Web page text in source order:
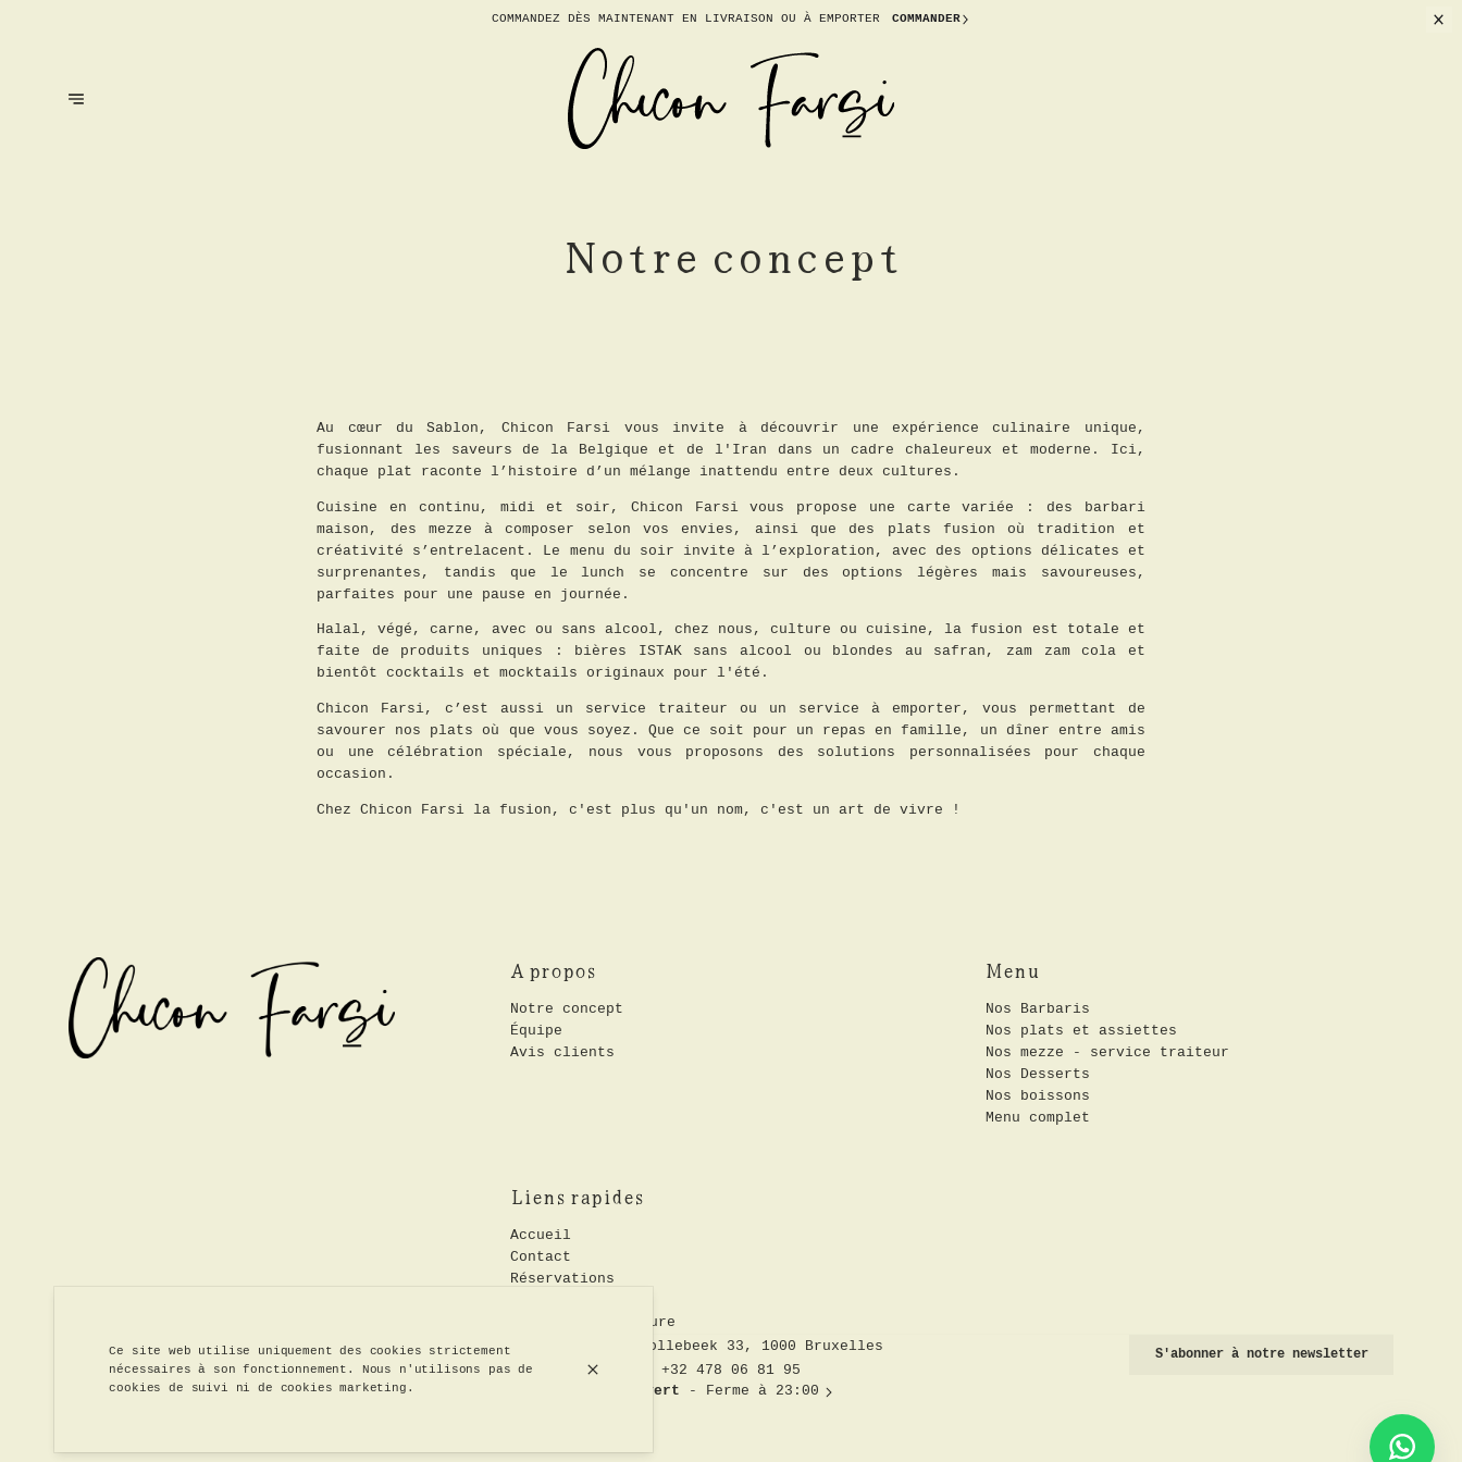
COMMANDEZ DÈS MAINTENANT EN LIVRAISON OU À EMPORTER COMMANDER
Notre concept
Au cœur du Sablon, Chicon Farsi vous invite à découvrir une expérience culinaire unique,
fusionnant les saveurs de la Belgique et de l'Iran dans un cadre chaleureux et moderne. Ici,
chaque plat raconte l’histoire d’un mélange inattendu entre deux cultures.
Cuisine en continu, midi et soir, Chicon Farsi vous propose une carte variée : des barbari
maison, des mezze à composer selon vos envies, ainsi que des plats fusion où tradition et
créativité s’entrelacent. Le menu du soir invite à l’exploration, avec des options délicates et
surprenantes, tandis que le lunch se concentre sur des options légères mais savoureuses,
parfaites pour une pause en journée.
Halal, végé, carne, avec ou sans alcool, chez nous, culture ou cuisine, la fusion est totale et
faite de produits uniques : bières ISTAK sans alcool ou blondes au safran, zam zam cola et
bientôt cocktails et mocktails originaux pour l'été.
Chicon Farsi, c’est aussi un service traiteur ou un service à emporter, vous permettant de
savourer nos plats où que vous soyez. Que ce soit pour un repas en famille, un dîner entre amis
ou une célébration spéciale, nous vous proposons des solutions personnalisées pour chaque
occasion.
Chez Chicon Farsi la fusion, c'est plus qu'un nom, c'est un art de vivre !
A propos
Notre concept
Équipe
Avis clients
Menu
Nos Barbaris
Nos plats et assiettes
Nos mezze - service traiteur
Nos Desserts
Nos boissons
Menu complet
Liens rapides
Accueil
Contact
Réservations
Nos plats signature
Rue de Rollebeek 33, 1000 Bruxelles
+32 478 06 81 95
Ouvert - Ferme à 23:00
S'abonner à notre newsletter
Ce site web utilise uniquement des cookies strictement
nécessaires à son fonctionnement. Nous n'utilisons pas de
cookies de suivi ni de cookies marketing.